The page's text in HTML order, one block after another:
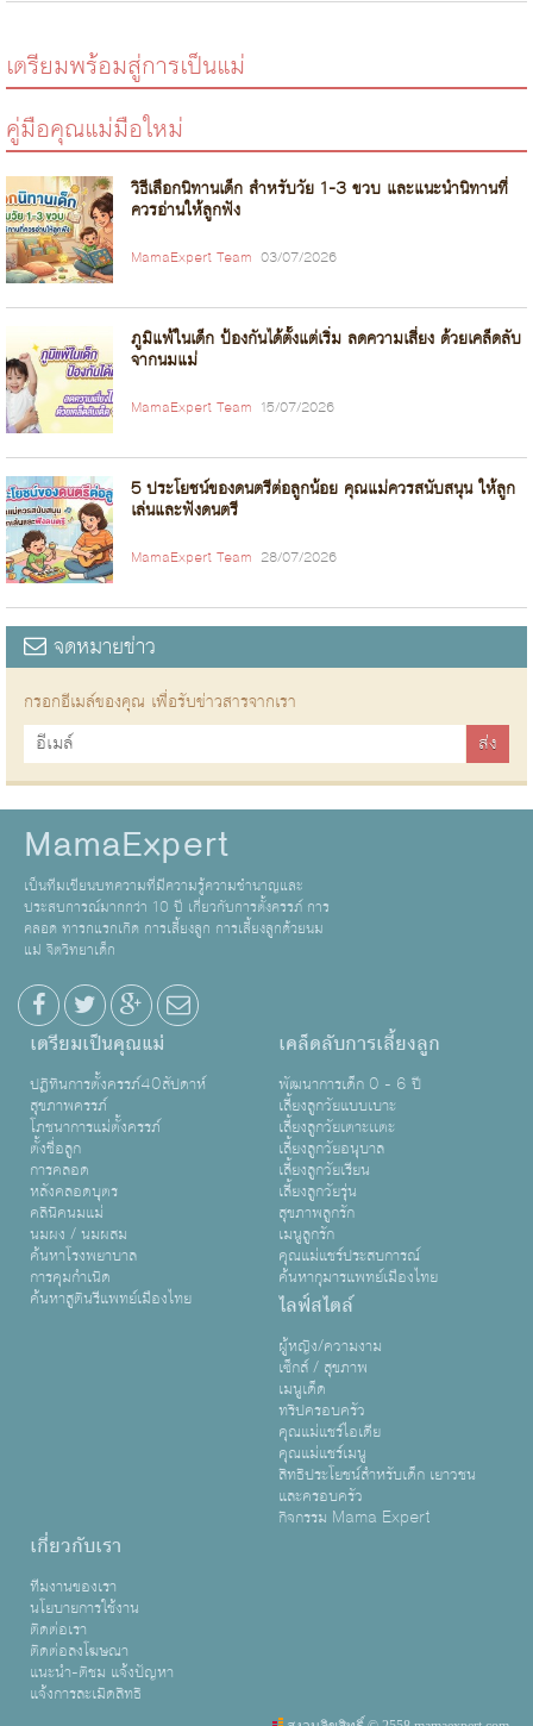
เตรียมพร้อมสู่การเป็นแม่
คู่มือคุณแม่มือใหม่
วิธีเลือกนิทานเด็ก สำหรับวัย 1-3 ขวบ และแนะนำนิทานที่
ควรอ่านให้ลูกฟัง
MamaExpert Team 03/07/2026
ภูมิแพ้ในเด็ก ป้องกันได้ตั้งแต่เริ่ม ลดความเสี่ยง ด้วยเคล็ดลับ
จากนมแม่
MamaExpert Team 15/07/2026
5 ประโยชน์ของดนตรีต่อลูกน้อย คุณแม่ควรสนับสนุน ให้ลูก
เล่นและฟังดนตรี
MamaExpert Team 28/07/2026
จดหมายข่าว
กรอกอีเมล์ของคุณ เพื่อรับข่าวสารจากเรา
MamaExpert
เป็นทีมเขียนบทความที่มีความรู้ความชำนาญและ
ประสบการณ์มากกว่า 10 ปี เกี่ยวกับการตั้งครรภ์ การ
คลอด ทารกแรกเกิด การเลี้ยงลูก การเลี้ยงลูกด้วยนม
แม่ จิตวิทยาเด็ก
เตรียมเป็นคุณแม่
ปฏิทินการตั้งครรภ์40สัปดาห์
สุขภาพครรภ์
โภชนาการแม่ตั้งครรภ์
ตั้งชื่อลูก
การคลอด
หลังคลอดบุตร
คลินิคนมแม่
นมผง / นมผสม
ค้นหาโรงพยาบาล
การคุมกำเนิด
ค้นหาสูตินรีแพทย์เมืองไทย
เคล็ดลับการเลี้ยงลูก
พัฒนาการเด็ก 0 - 6 ปี
เลี้ยงลูกวัยแบบเบาะ
เลี้ยงลูกวัยเตาะเเตะ
เลี้ยงลูกวัยอนุบาล
เลี้ยงลูกวัยเรียน
เลี้ยงลูกวัยรุ่น
สุขภาพลูกรัก
เมนูลูกรัก
คุณแม่แชร์ประสบการณ์
ค้นหากุมารแพทย์เมืองไทย
ไลฟ์สไตล์
ผู้หญิง/ความงาม
เซ็กส์ / สุขภาพ
เมนูเด็ด
ทริปครอบครัว
คุณแม่แชร์ไอเดีย
คุณแม่แชร์เมนู
สิทธิประโยชน์สำหรับเด็ก เยาวชน
และครอบครัว
กิจกรรม Mama Expert
เกี่ยวกับเรา
ทีมงานของเรา
นโยบายการใช้งาน
ติดต่อเรา
ติดต่อลงโฆษณา
แนะนำ-ติชม แจ้งปัญหา
แจ้งการละเมิดสิทธิ